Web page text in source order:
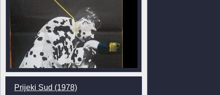
Prijeki Sud (1978)